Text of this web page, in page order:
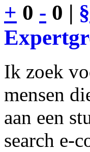
+ 0 - 0 | §
Ik zoek
mensen
aan een
search e-